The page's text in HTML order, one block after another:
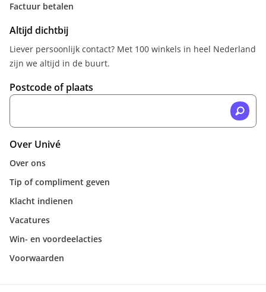
Factuur betalen
Altijd dichtbij
Liever persoonlijk contact? Met 100 winkels in heel Nederland
zijn we altijd in de buurt.
Postcode of plaats
Over Univé
Over ons
Tip of compliment geven
Klacht indienen
Vacatures
Win- en voordeelacties
Voorwaarden